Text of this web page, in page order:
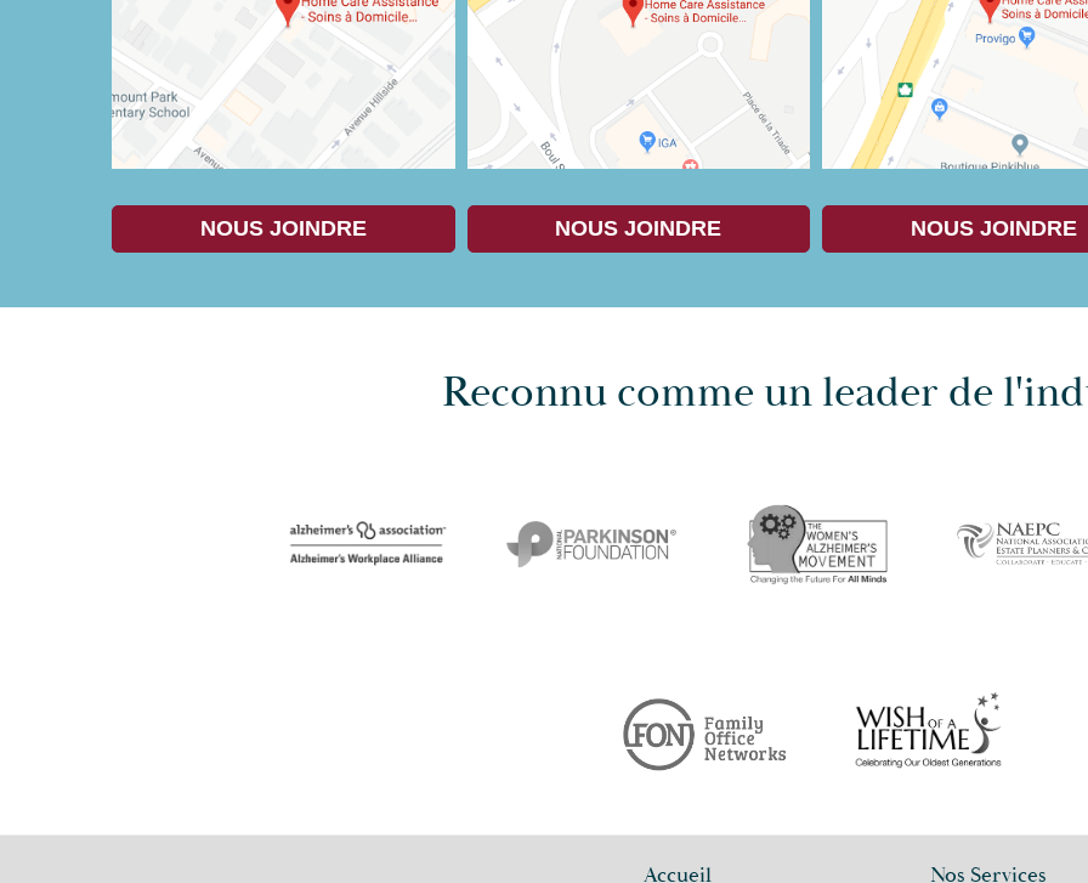
NOUS JOINDRE NOUS JOINDRE NOUS JOINDRE
Reconnu comme un leader de
Accueil Nos Services